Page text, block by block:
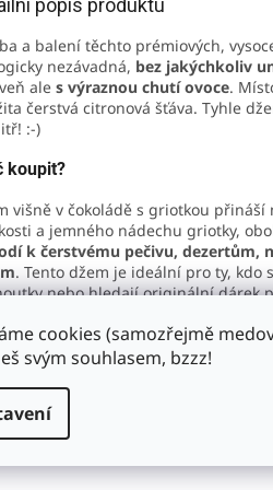
cookies (samozřejmě
svým souhlasem, bzzz!
popis produktu
a balení těchto prémiových,
nezávadná, bez jakýchkoliv
ale s výraznou chutí ovoce.
čerstvá citronová šťáva. Tyhle
:-)
koupit?
višně v čokoládě s griotkou
a jemného nádechu griotky,
k čerstvému pečivu, dezertům,
. Tento džem je ideální pro ty,
nebo hledají originální dárek
54 %
hmota, kakaové máslo, kakaový
šťáva
, přírodní aroma,